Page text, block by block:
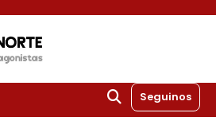
Seguinos